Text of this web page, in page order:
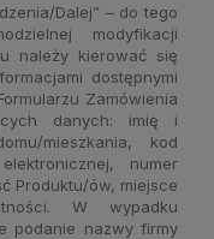
Dalej” – do tego
modyfikacji
należy kierować się
dostępnymi
Zamówienia
danych: imię i
mieszkania, kod
numer
Produktu/ów, miejsce
W wypadku
podanie nazwy firmy